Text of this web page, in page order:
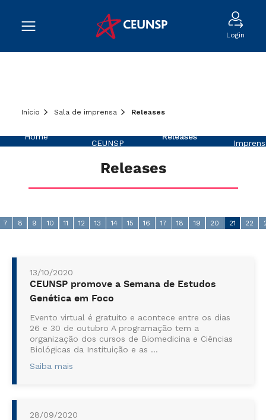
Login
Home
CEUNSP
Releases
Início Sala de imprensa Releases
Releases
7 8 9 10 11 12 13 14 15 16 17 18 19 20 21 22
13/10/2020
CEUNSP promove a Semana de Estudos
Genética em Foco
Evento virtual é gratuito e acontece entre os dias
26 e 30 de outubro A programação tem a
organização dos cursos de Biomedicina e Ciências
Biológicas da Instituição e as ...
Saiba mais
28/09/2020